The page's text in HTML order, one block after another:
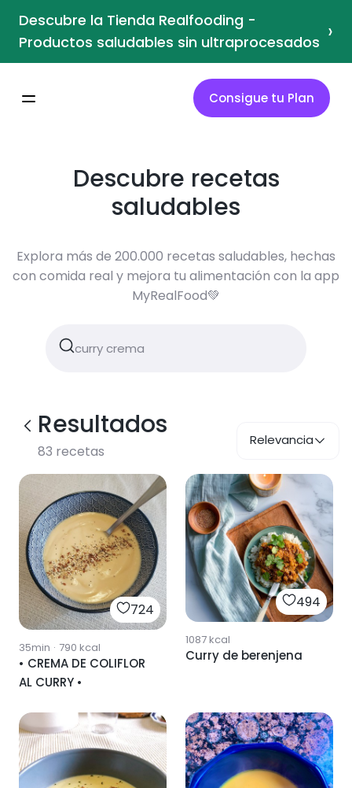
Descubre la Tienda Realfooding -
Productos saludables sin ultraprocesados ›
Consigue tu Plan
Descubre recetas
saludables
Explora más de 200.000 recetas saludables, hechas
con comida real y mejora tu alimentación con la app
MyRealFood💚
Resultados
83 recetas
Relevancia
724
35min · 790 kcal
• CREMA DE COLIFLOR
AL CURRY •
494
1087kcal
Curry de berenjena